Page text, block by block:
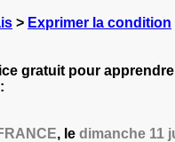
> Exprimer la condition
gratuit pour
, le dimanche 11